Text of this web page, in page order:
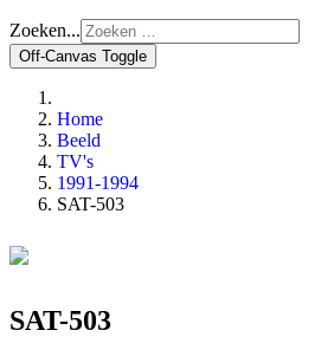
Zoeken...
Off-Canvas Toggle
Home
Beeld
TV's
1991-1994
SAT-503
SAT-503